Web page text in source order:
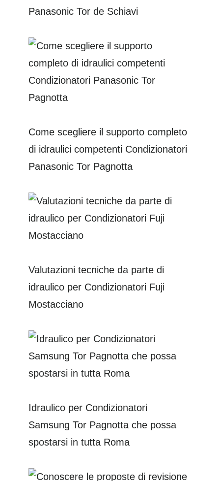
Panasonic Tor de Schiavi
Come scegliere il supporto completo
di idraulici competenti Condizionatori
Panasonic Tor Pagnotta
Valutazioni tecniche da parte di
idraulico per Condizionatori Fuji
Mostacciano
Idraulico per Condizionatori
Samsung Tor Pagnotta che possa
spostarsi in tutta Roma